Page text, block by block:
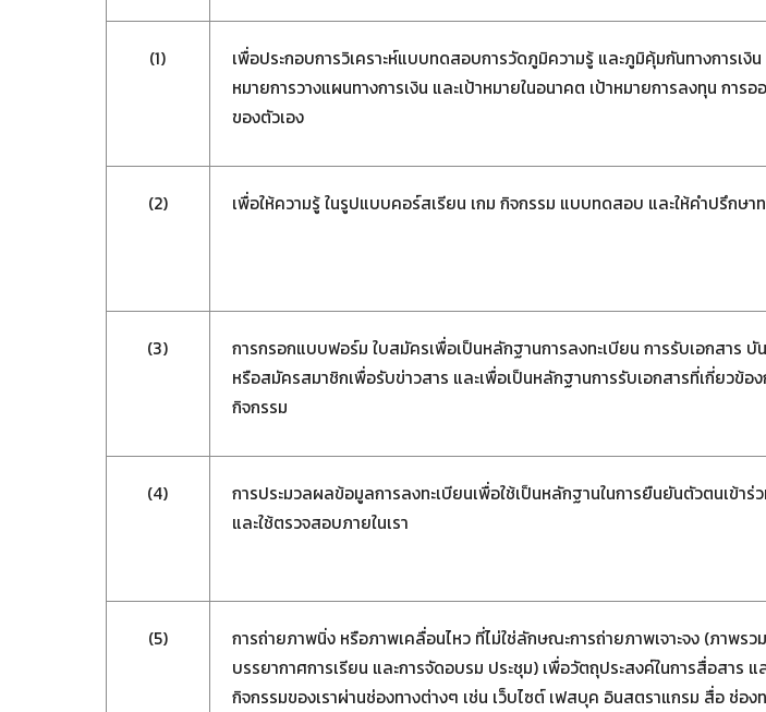
(1)
เพื่อประกอบการวิเคราะห์แบบทดสอบการวัดภูมิความรู้ และภูมิคุ้มกันทางการเงิน
หมายการวางแผนทางการเงิน และเป้าหมายในอนาคต เป้าหมายการลงทุน กา
ของตัวเอง
(2) เพื่อให้ความรู้ ในรูปแบบคอร์สเรียน เกม กิจกรรม แบบทดสอบ และให้คำปรึกษา
(3)
การกรอกแบบฟอร์ม ใบสมัครเพื่อเป็นหลักฐานการลงทะเบียน การรับเอกสาร บั
หรือสมัครสมาชิกเพื่อรับข่าวสาร และเพื่อเป็นหลักฐานการรับเอกสารที่เกี่ยวข้อ
กิจกรรม
(4)
การประมวลผลข้อมูลการลงทะเบียนเพื่อใช้เป็นหลักฐานในการยืนยันตัวตนเข้า
และใช้ตรวจสอบภายในเรา
(5)
การถ่ายภาพนิ่ง หรือภาพเคลื่อนไหว ที่ไม่ใช่ลักษณะการถ่ายภาพเจาะจง (ภาพร
บรรยากาศการเรียน และการจัดอบรม ประชุม) เพื่อวัตถุประสงค์ในการสื่อสาร
กิจกรรมของเราผ่านช่องทางต่างๆ เช่น เว็บไซต์ เฟสบุค อินสตราแกรม สื่อ ช่อ